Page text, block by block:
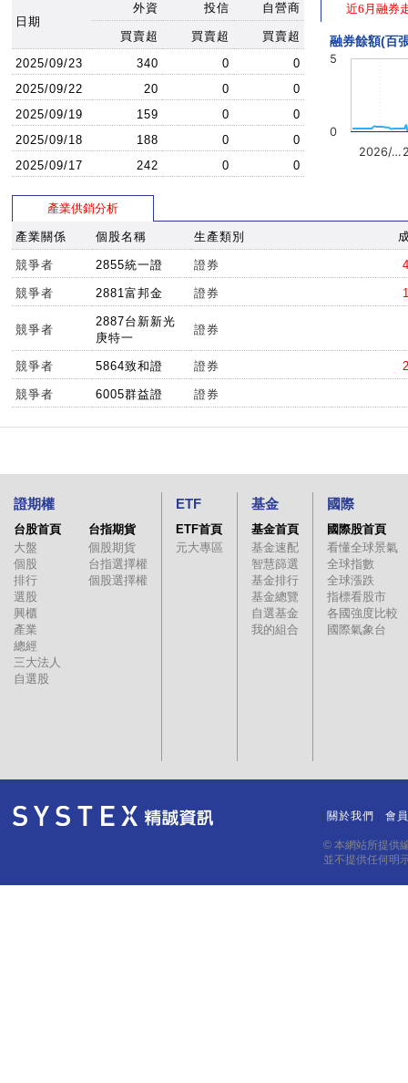
日期
外資 投信 自營商
買賣超 買賣超
買賣超
2025/09/23
340 0
0
2025/09/22
20 0
0
2025/09/19
159 0
0
2025/09/18
188 0
0
2025/09/17
242 0 0
近6月融券
融券餘額(百
2026/…
0
5
產業供銷分析
產業關係 個股名稱 生產類別
競爭者 2855統一證 證券
競爭者 2881富邦金 證券
競爭者
2887台新新光
庚特一
證券
競爭者 5864致和證 證券
競爭者 6005群益證 證券
證期權
台股首頁
大盤
個股
排行
選股
興櫃
產業
總經
三大法人
自選股
台指期貨
個股期貨
台指選擇權
個股選擇權
ETF
ETF首頁
元大專區
基金
基金首頁
基金速配
智慧篩選
基金排行
基金總覽
自選基金
我的組合
國際
國際股首頁
看懂全球景氣
全球指數
全球漲跌
指標看股市
各國強度比較
國際氣象台
關於我們 會
© 本網站所提供
並不提供任何明